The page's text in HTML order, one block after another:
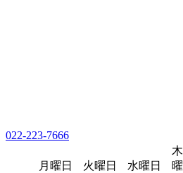
022-223-7666
月曜日 火曜日 水曜日
木
曜